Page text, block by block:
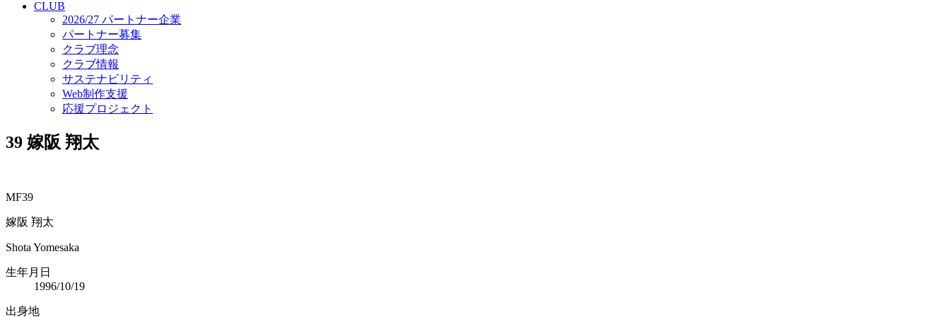
CLUB
2026/27 パートナー企業
パートナー募集
クラブ理念
クラブ情報
サステナビリティ
Web制作支援
応援プロジェクト
39 嫁阪 翔太
MF39
嫁阪 翔太
Shota Yomesaka
生年月日
1996/10/19
出身地